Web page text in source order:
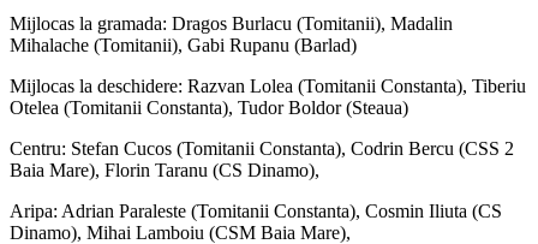
Mijlocas la gramada: Dragos Burlacu (Tomitanii), Madalin
Mihalache (Tomitanii), Gabi Rupanu (Barlad)
Mijlocas la deschidere: Razvan Lolea (Tomitanii Constanta), Tiberiu
Otelea (Tomitanii Constanta), Tudor Boldor (Steaua)
Centru: Stefan Cucos (Tomitanii Constanta), Codrin Bercu (CSS 2
Baia Mare), Florin Taranu (CS Dinamo),
Aripa: Adrian Paraleste (Tomitanii Constanta), Cosmin Iliuta (CS
Dinamo), Mihai Lamboiu (CSM Baia Mare),